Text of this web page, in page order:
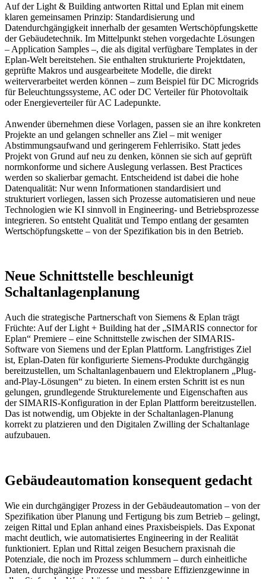
Auf der Light & Building antworten Rittal und Eplan mit einem
klaren gemeinsamen Prinzip: Standardisierung und
Datendurchgängigkeit innerhalb der gesamten Wertschöpfungskette
der Gebäudetechnik. Im Mittelpunkt stehen vorgedachte Lösungen
– Application Samples –, die als digital verfügbare Templates in der
Eplan-Welt bereitstehen. Sie enthalten strukturierte Projektdaten,
geprüfte Makros und ausgearbeitete Modelle, die direkt
weiterverarbeitet werden können – zum Beispiel für DC Microgrids
für Beleuchtungssysteme, AC oder DC Verteiler für Photovoltaik
oder Energieverteiler für AC Ladepunkte.
Anwender übernehmen diese Vorlagen, passen sie an ihre konkreten
Projekte an und gelangen schneller ans Ziel – mit weniger
Abstimmungsaufwand und geringerem Fehlerrisiko. Statt jedes
Projekt von Grund auf neu zu denken, können sie sich auf geprüft
normkonforme und sichere Auslegung verlassen. Best Practices
werden so skalierbar gemacht. Entscheidend ist dabei die hohe
Datenqualität: Nur wenn Informationen standardisiert und
strukturiert vorliegen, lassen sich Prozesse automatisieren und neue
Technologien wie KI sinnvoll in Engineering- und Betriebsprozesse
integrieren. So entsteht Qualität und Tempo entlang der gesamten
Wertschöpfungskette – von der Spezifikation bis in den Betrieb.
Neue Schnittstelle beschleunigt
Schaltanlagenplanung
Auch die strategische Partnerschaft von Siemens & Eplan trägt
Früchte: Auf der Light + Building hat der „SIMARIS connector for
Eplan“ Premiere – eine Schnittstelle zwischen der SIMARIS-
Software von Siemens und der Eplan Plattform. Langfristiges Ziel
ist, Eplan-Daten für konfigurierte Siemens-Produkte durchgängig
bereitzustellen, um Schaltanlagenbauern und Elektroplanern „Plug-
and-Play-Lösungen“ zu bieten. In einem ersten Schritt ist es nun
gelungen, grundlegende Strukturelemente und Eigenschaften aus
der SIMARIS-Konfiguration in der Eplan Plattform bereitzustellen.
Das ist notwendig, um Objekte in der Schaltanlagen-Planung
korrekt zu platzieren und den Digitalen Zwilling der Schaltanlage
aufzubauen.
Gebäudeautomation konsequent gedacht
Wie ein durchgängiger Prozess in der Gebäudeautomation – von der
Spezifikation über Planung und Fertigung bis zum Betrieb – gelingt,
zeigen Rittal und Eplan anhand eines Praxisbeispiels. Das Exponat
macht deutlich, wie automatisiertes Engineering in der Realität
funktioniert. Eplan und Rittal zeigen Besuchern praxisnah die
Potenziale, die noch im Prozess schlummern – durch einheitliche
Daten, durchgängige Prozesse und messbare Effizienzgewinne in